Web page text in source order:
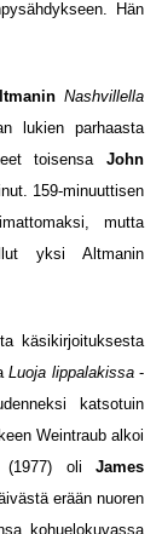
Hän
Nashvillella
lukien parhaasta
toisensa John
159-minuuttisen
mutta
yksi Altmanin
käsikirjoituksesta
Luoja lippalakissa-
katsotuin
Weintraub alkoi
oli James
erään nuoren
kohuelokuvassa